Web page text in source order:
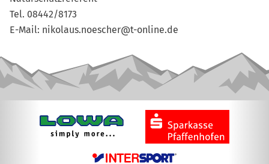
Tel. 08442/8173
E-Mail: nikolaus.noescher@t-online.de